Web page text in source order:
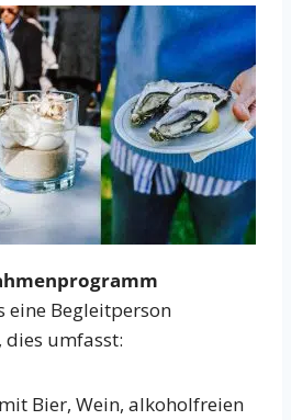
Begleitperson
dies umfasst:
mit Bier, Wein, alkoholfreien